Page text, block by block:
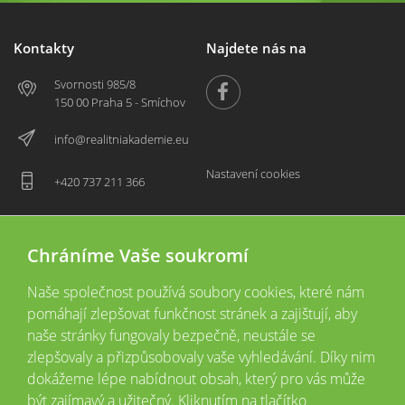
Kontakty
Svornosti 985/8
150 00 Praha 5 - Smíchov
info@realitniakademie.eu
+420 737 211 366
Najdete nás na
Nastavení cookies
2026 © CopyrightVšechna práva vyhrazena
Tyto webové stránky jsou provozovány společností Realitní akademie České
Chráníme Vaše soukromí
Naše společnost používá soubory cookies, které nám
pomáhají zlepšovat funkčnost stránek a zajištují, aby
naše stránky fungovaly bezpečně, neustále se
zlepšovaly a přizpůsobovaly vaše vyhledávání. Díky nim
dokážeme lépe nabídnout obsah, který pro vás může
být zajímavý a užitečný. Kliknutím na tlačítko